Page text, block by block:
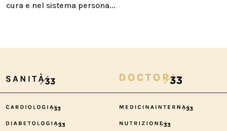
cura e nel sistema persona...